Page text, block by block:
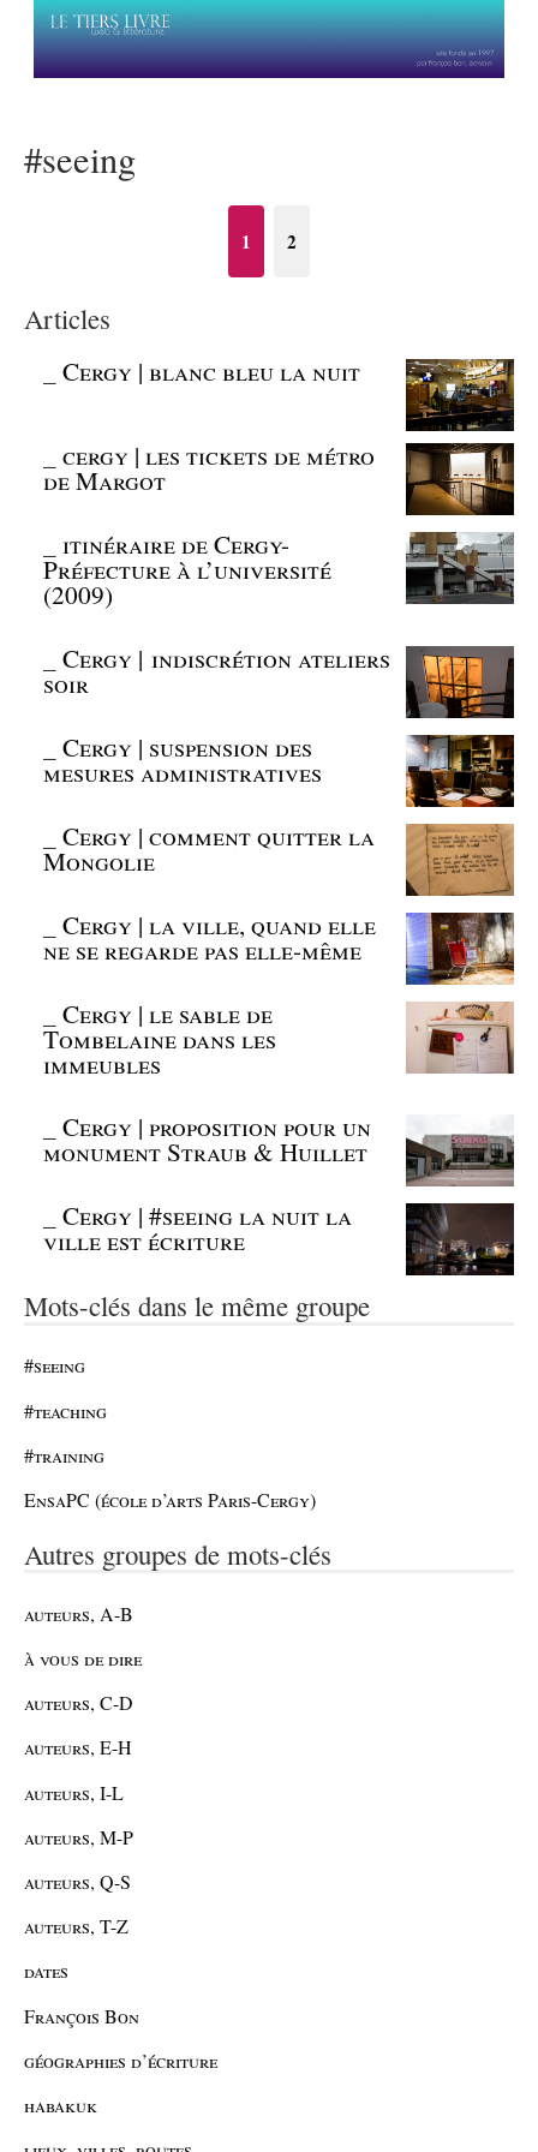
#seeing
1 2
Articles
_Cergy | blanc bleu la nuit
_cergy | les tickets de métro
de Margot
_itinéraire de Cergy-
Préfecture à l’université
(2009)
_Cergy | indiscrétion ateliers
soir
_Cergy | suspension des
mesures administratives
_Cergy | comment quitter la
Mongolie
_Cergy | la ville, quand elle
ne se regarde pas elle-même
_Cergy | le sable de
Tombelaine dans les
immeubles
_Cergy | proposition pour un
monument Straub & Huillet
_Cergy | #seeing la nuit la
ville est écriture
Mots-clés dans le même groupe
#seeing
#teaching
#training
EnsaPC (école d’arts Paris-Cergy)
Autres groupes de mots-clés
auteurs, A-B
à vous de dire
auteurs, C-D
auteurs, E-H
auteurs, I-L
auteurs, M-P
auteurs, Q-S
auteurs, T-Z
dates
François Bon
géographies d’écriture
habakuk